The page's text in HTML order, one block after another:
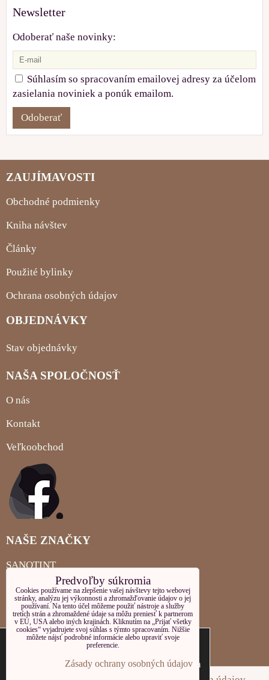
Newsletter
Odoberať naše novinky:
Súhlasím so spracovaním emailovej adresy za účelom
zasielania noviniek a ponúk emailom.
Odoberať
ZAUJÍMAVOSTI
Obchodné podmienky
Kniha návštev
Články
Použité bylinky
Ochrana osobných údajov
OBJEDNÁVKY
Stav objednávky
NAŠA SPOLOČNOSŤ
O nás
Kontakt
Veľkoobchod
NAŠE ZNAČKY
SANOTINT
MIGLIORIN
LOCHERBER PLEŤOVÁ KOZMETIKA
LOCHERBER TELOVÁ KOZMETIKA
LOCHERBER MILANO
Predvoľby súkromia
Cookies používame na zlepšenie vašej návštevy tejto webovej
stránky, analýzu jej výkonnosti a zhromažďovanie údajov o jej
používaní. Na tento účel môžeme použiť nástroje a služby
tretích strán a zhromaždené údaje sa môžu preniesť k partnerom
v EÚ, USA alebo iných krajinách. Kliknutím na „Prijať všetky
cookies“ vyjadrujete svoj súhlas s týmto spracovaním. Nižšie
môžete nájsť podrobné informácie alebo upraviť svoje
preferencie.
Zásady ochrany osobných údajov
Tieto internetové stránky používajú súbory
cookies. Bližšie informácie o používaných
súboroch cookies a ako je možné zabrániť ich